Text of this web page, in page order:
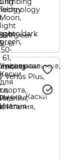
green
61